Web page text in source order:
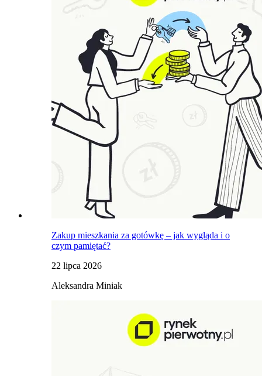
Zakup mieszkania za gotówkę – jak wygląda i o
czym pamiętać?
22 lipca 2026
Aleksandra Miniak